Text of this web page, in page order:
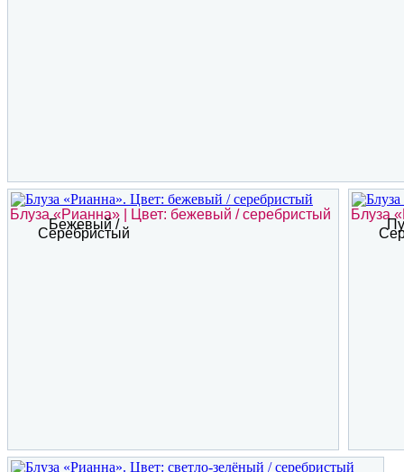
Блуза «Рианна» | Цвет: бежевый / серебристый
Бежевый /
Серебристый
Блуза